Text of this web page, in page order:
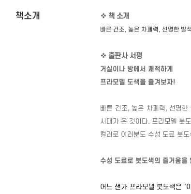
책소개 ❖ 책 소개
빠른 건조 높은 차폐력 선명한 발색
❖ 출판사 서평
거실이나 방에서 쾌적하게
프라모델 도색을 즐겨보자!
빠른 건조 , 높은 차폐력 , 선명한
시대가 온 것이다. 프라모델 붓
컬러로 여러분도 수성 도료 붓
수성 도료로 붓도색의 즐거움을
어느 샌가 프라모델 붓도색은 ‘